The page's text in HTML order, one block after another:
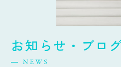
スパノビリタ
取扱商品につ
お知らせ・ブロ
NEWS